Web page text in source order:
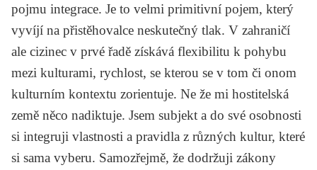
pojmu integrace. Je to velmi primitivní pojem, který
vyvíjí na přistěhovalce neskutečný tlak. V zahraničí
ale cizinec v prvé řadě získává flexibilitu k pohybu
mezi kulturami, rychlost, se kterou se v tom či onom
kulturním kontextu zorientuje. Ne že mi hostitelská
země něco nadiktuje. Jsem subjekt a do své osobnosti
si integruji vlastnosti a pravidla z různých kultur, které
si sama vyberu. Samozřejmě, že dodržuji zákony